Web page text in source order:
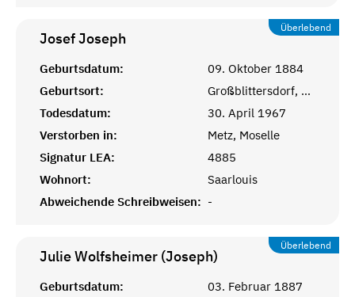
Überlebend
JosefJoseph
Geburtsdatum:
09. Oktober 1884
Geburtsort:
Großblittersdorf, Lothringen
Todesdatum:
30. April 1967
Verstorben in:
Metz, Moselle
Signatur LEA:
4885
Wohnort:
Saarlouis
Abweichende Schreibweisen: -
Überlebend
Julie Wolfsheimer (Joseph)
Geburtsdatum: 03. Februar 1887